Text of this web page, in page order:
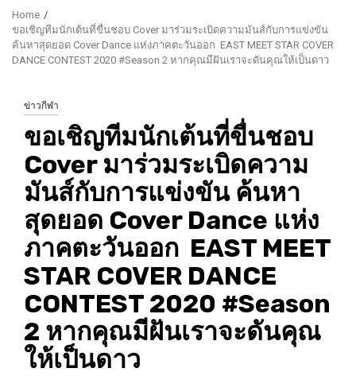
Home
ขอเชิญทีมนักเต้นที่ขื่นชอบ Cover มาร่วมระเบิดความมันส์กับการแข่งขัน
ค้นหาสุดยอด Cover Dance แห่งภาคตะวันออก EAST MEET STAR COVER
DANCE CONTEST 2020 #Season 2 หากคุณมีฝันเราจะดันคุณให้เป็นดาว
ข่าวกีฬา
ขอเชิญทีมนักเต้นที่ขื่นชอบ
Cover มาร่วมระเบิดความ
มันส์กับการแข่งขัน ค้นหา
สุดยอด Cover Dance แห่ง
ภาคตะวันออก EAST MEET
STAR COVER DANCE
CONTEST 2020 #Season
2 หากคุณมีฝันเราจะดันคุณ
ให้เป็นดาว